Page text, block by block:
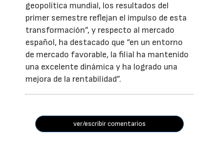
geopolítica mundial, los resultados del
primer semestre reflejan el impulso de esta
transformación”, y respecto al mercado
español, ha destacado que “en un entorno
de mercado favorable, la filial ha mantenido
una excelente dinámica y ha logrado una
mejora de la rentabilidad”.
ver/escribir comentarios